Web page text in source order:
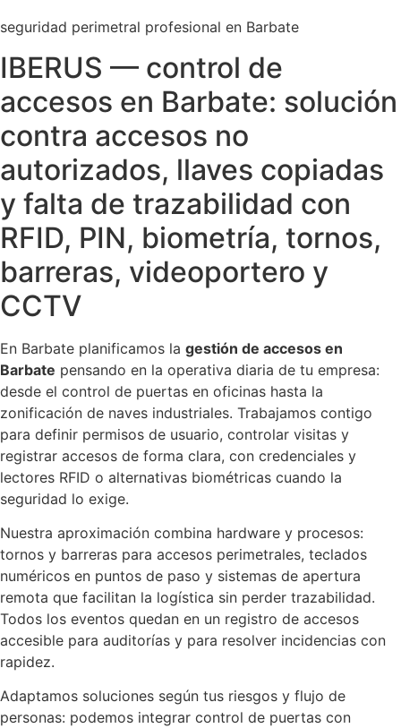
seguridad perimetral profesional en Barbate
IBERUS — control de
accesos en Barbate: solución
contra accesos no
autorizados, llaves copiadas
y falta de trazabilidad con
RFID, PIN, biometría, tornos,
barreras, videoportero y
CCTV
En Barbate planificamos la gestión de accesos en
Barbate pensando en la operativa diaria de tu empresa:
desde el control de puertas en oficinas hasta la
zonificación de naves industriales. Trabajamos contigo
para definir permisos de usuario, controlar visitas y
registrar accesos de forma clara, con credenciales y
lectores RFID o alternativas biométricas cuando la
seguridad lo exige.
Nuestra aproximación combina hardware y procesos:
tornos y barreras para accesos perimetrales, teclados
numéricos en puntos de paso y sistemas de apertura
remota que facilitan la logística sin perder trazabilidad.
Todos los eventos quedan en un registro de accesos
accesible para auditorías y para resolver incidencias con
rapidez.
Adaptamos soluciones según tus riesgos y flujo de
personas: podemos integrar control de puertas con